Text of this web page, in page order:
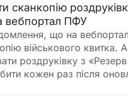
сканкопію
вебпортал ПФУ
що на
військового квитка.
роздруківку з
кожен раз після